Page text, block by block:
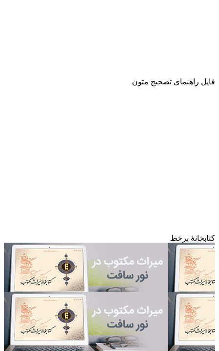
فایل راهنمای تصحیح متون
کتابخانۀ برخط